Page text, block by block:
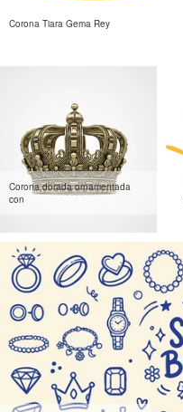
Corona Tiara Gema Rey
Corona dorada ornamentada
con